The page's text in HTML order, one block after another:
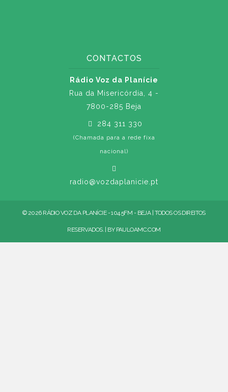
CONTACTOS
Rádio Voz da Planície
Rua da Misericórdia, 4 -
7800-285 Beja
284 311 330
(Chamada para a rede fixa
nacional)
radio@vozdaplanicie.pt
© 2026 RÁDIO VOZ DA PLANÍCIE - 104.5FM - BEJA | TODOS OS DIREITOS
RESERVADOS. | BY PAULOAMC.COM